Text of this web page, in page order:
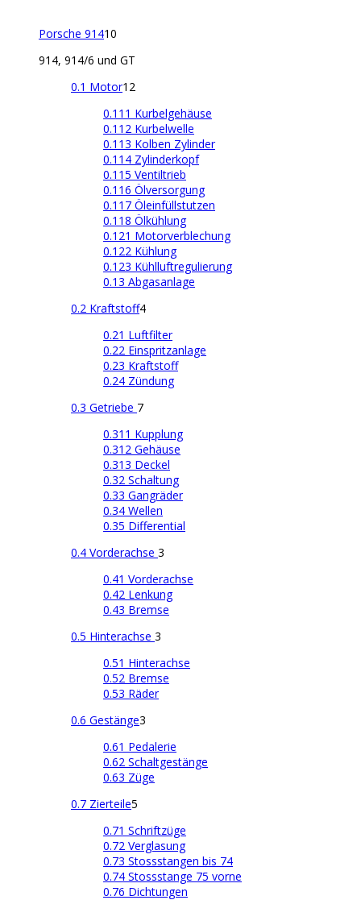
Porsche 91410
914, 914/6 und GT
0.1 Motor12
0.111 Kurbelgehäuse
0.112 Kurbelwelle
0.113 Kolben Zylinder
0.114 Zylinderkopf
0.115 Ventiltrieb
0.116 Ölversorgung
0.117 Öleinfüllstutzen
0.118 Ölkühlung
0.121 Motorverblechung
0.122 Kühlung
0.123 Kühlluftregulierung
0.13 Abgasanlage
0.2 Kraftstoff4
0.21 Luftfilter
0.22 Einspritzanlage
0.23 Kraftstoff
0.24 Zündung
0.3 Getriebe 7
0.311 Kupplung
0.312 Gehäuse
0.313 Deckel
0.32 Schaltung
0.33 Gangräder
0.34 Wellen
0.35 Differential
0.4 Vorderachse 3
0.41 Vorderachse
0.42 Lenkung
0.43 Bremse
0.5 Hinterachse 3
0.51 Hinterachse
0.52 Bremse
0.53 Räder
0.6 Gestänge3
0.61 Pedalerie
0.62 Schaltgestänge
0.63 Züge
0.7 Zierteile5
0.71 Schriftzüge
0.72 Verglasung
0.73 Stossstangen bis 74
0.74 Stossstange 75 vorne
0.76 Dichtungen